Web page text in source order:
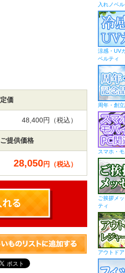
定価
48,400円（税込）
ご提供価格
28,050円（税込）
入れノベ
涼感・UV
ベルティ
周年・創
スマホ・
ご挨拶メ
ティ
アウトド